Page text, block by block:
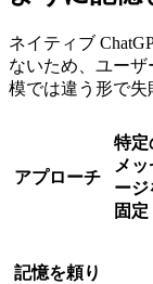
ネイティブ
ないため、ユー
模では違う形で失
アプローチ
特定
メッ
ージ
固定
記憶を頼り